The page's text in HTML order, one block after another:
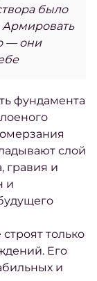
было
Армировать
— они
фундамента
слой
гравия и
и
только
. Его
и